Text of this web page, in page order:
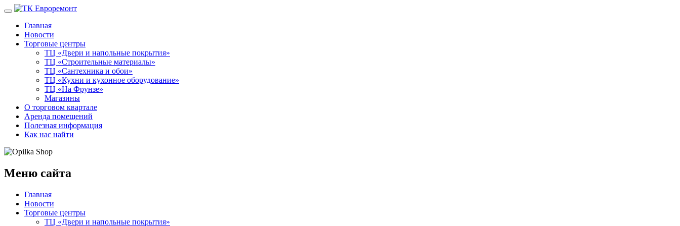
Главная
Новости
Торговые центры
ТЦ «Двери и напольные покрытия»
ТЦ «Строительные материалы»
ТЦ «Сантехника и обои»
ТЦ «Кухни и кухонное оборудование»
ТЦ «На Фрунзе»
Магазины
О торговом квартале
Аренда помещений
Полезная информация
Как нас найти
Меню сайта
Главная
Новости
Торговые центры
ТЦ «Двери и напольные покрытия»